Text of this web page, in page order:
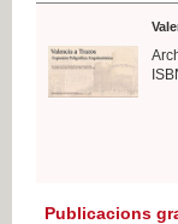
Publicacions